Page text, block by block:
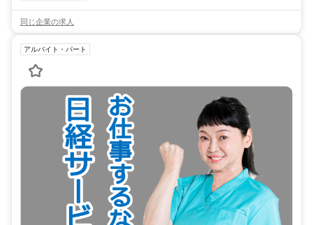
同じ企業の求人
アルバイト・パート